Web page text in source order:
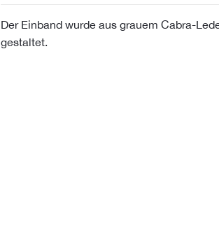
Der Einband wurde aus grauem Cabra-
gestaltet.